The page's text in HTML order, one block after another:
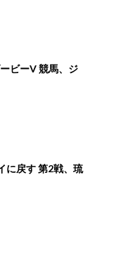
ビーV 競馬、ジ
に戻す 第2戦、琉